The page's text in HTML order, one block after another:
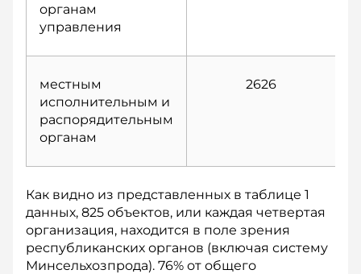
органам
управления
местным
исполнительным и
распорядительным
органам
2626
Как видно из представленных в таблице 1
данных, 825 объектов, или каждая четвертая
организация, находится в поле зрения
республиканских органов (включая систему
Минсельхозпрода). 76% от общего